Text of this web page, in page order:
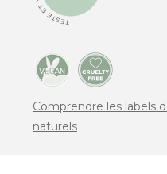
Comprendre les labels
naturels